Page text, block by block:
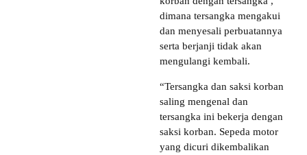
dimana tersangka mengakui
dan menyesali perbuatannya
serta berjanji tidak akan
mengulangi kembali.
“Tersangka dan saksi korban
saling mengenal dan
tersangka ini bekerja dengan
saksi korban. Sepeda motor
yang dicuri dikembalikan